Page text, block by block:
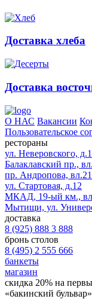
Доставка хлеба
Доставка
О НАС Вакансии
Пользовательское
рестораны
ул. Неверовского,
Балаклавский пр.,
пр. Андропова,
ул. Стартовая, д.12
МКАД, 19-ый км.,
Мытищи, ул.
доставка
8 (925) 888 3 888
бронь столов
8 (495) 2 555 666
банкеты
магазин
скидка 20% на
«бакинский бульвар»